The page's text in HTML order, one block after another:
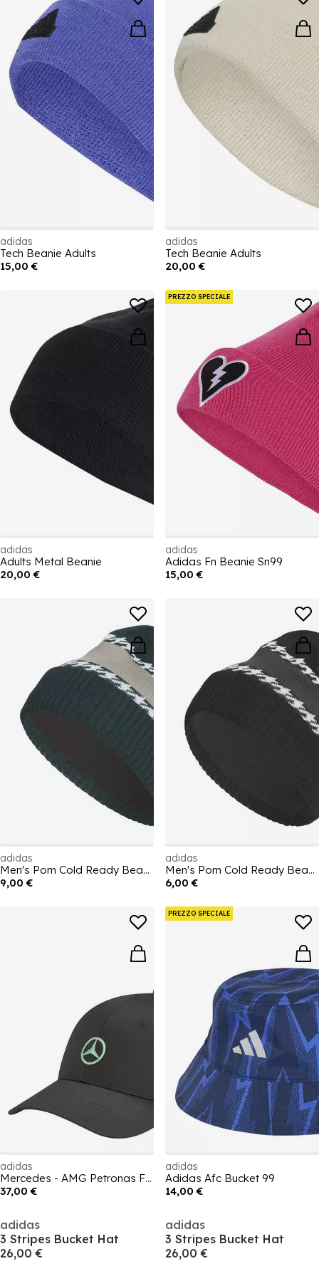
adidas
Tech Beanie Adults
15,00 €
adidas
Tech Beanie Adults
20,00 €
adidas
Adults Metal Beanie
20,00 €
PREZZO SPECIALE
adidas
Adidas Fn Beanie Sn99
15,00 €
adidas
Men's Pom Cold Ready Beanie
9,00 €
adidas
Men's Pom Cold Ready Beanie
6,00 €
adidas
Mercedes - AMG Petronas Formula One Team Fan Cotton Cap
37,00 €
PREZZO SPECIALE
adidas
Adidas Afc Bucket 99
14,00 €
adidas
3 Stripes Bucket Hat
26,00 €
adidas
3 Stripes Bucket Hat
26,00 €